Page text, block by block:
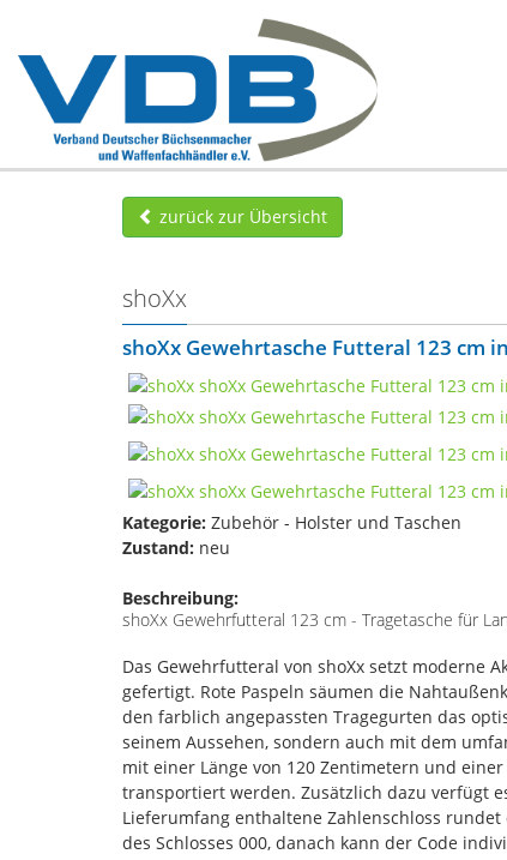
zurück zur Übersicht
shoXx
shoXx Gewehrtasche Futteral 123 cm
Kategorie: Zubehör - Holster und Taschen
Zustand: neu
Beschreibung:
shoXx Gewehrfutteral 123 cm - Tragetasche für
Das Gewehrfutteral von shoXx setzt moderne
gefertigt. Rote Paspeln säumen die
den farblich angepassten Tragegurten das
seinem Aussehen, sondern auch mit dem
mit einer Länge von 120 Zentimetern und
transportiert werden. Zusätzlich dazu verfügt
Lieferumfang enthaltene Zahlenschloss
des Schlosses 000, danach kann der Code